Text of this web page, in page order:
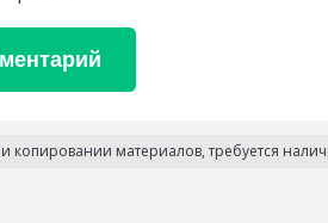
копировании материалов, требуется